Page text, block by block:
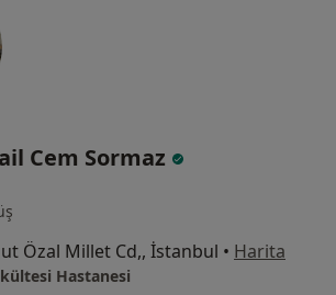
Cem Sormaz
Özal Millet Cd,, İstanbul • Harita
Hastanesi